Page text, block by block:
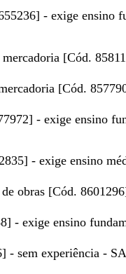
- exige
mercadoria [Cód.
[Cód.
- exige ensino
- exige ensino
obras [Cód.
- exige ensino
- sem experiência -